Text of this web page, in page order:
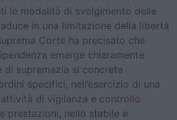
le modalità di svolgimento delle
in una limitazione della libertà
Corte ha precisato che
emerge chiaramente
di supremazia si concreta
specifici, nell’esercizio di una
di vigilanza e controllo
prestazioni, nello stabile e